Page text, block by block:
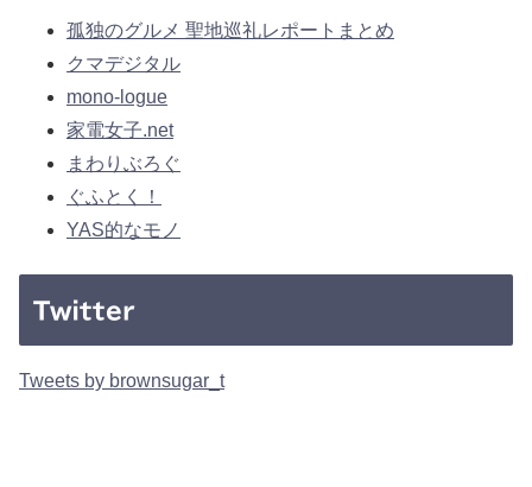
孤独のグルメ 聖地巡礼レポートまとめ
クマデジタル
mono-logue
家電女子.net
まわりぶろぐ
ぐふとく！
YAS的なモノ
Twitter
Tweets by brownsugar_t